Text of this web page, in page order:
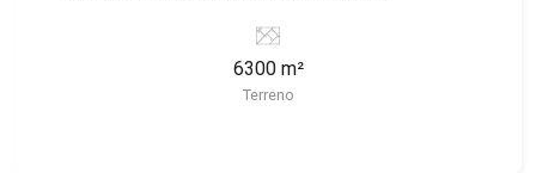
Imobiliária selecionou para você: - 6.300m² de
área terreno - Plano - Irregular - 10 terrenos
Martinelli Imobiliária - excelência absoluta no
6300 m²
Terreno